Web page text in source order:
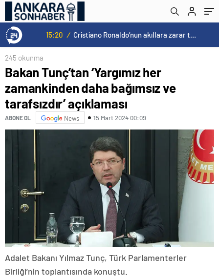
/ Cristiano Ronaldo’nun akıllara zarar tüm kariyerinin istatistiğini çıkardık !
245 okunma
Bakan Tunç’tan ‘Yargımız her
zamankinden daha bağımsız ve
tarafsızdır’ açıklaması
ABONE OL News 15 Mart 2024 00:09
Adalet Bakanı Yılmaz Tunç, Türk Parlamenterler
Birliği’nin toplantısında konuştu.